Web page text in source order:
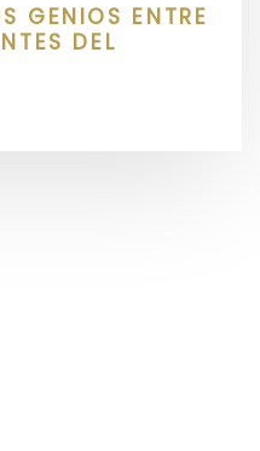
GENIOS ENTRE
DEL